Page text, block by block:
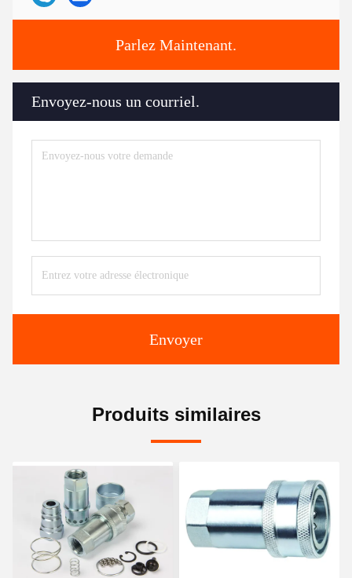
Parlez Maintenant.
Envoyez-nous un courriel.
Envoyer
Produits similaires